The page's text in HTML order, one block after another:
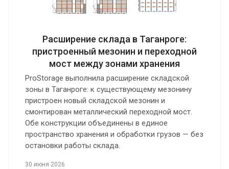
Расширение склада в Таганроге:
пристроенный мезонин и переходной
мост между зонами хранения
ProStorage выполнила расширение складской
зоны в Таганроге: к существующему мезонину
пристроен новый складской мезонин и
смонтирован металлический переходной мост.
Обе конструкции объединены в единое
пространство хранения и обработки грузов — без
остановки работы склада.
30 июня 2026